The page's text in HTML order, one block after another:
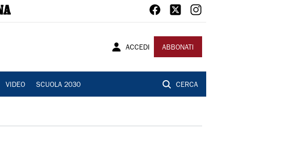
ACCEDI ABBONATI
VIDEO SCUOLA 2030 CERCA